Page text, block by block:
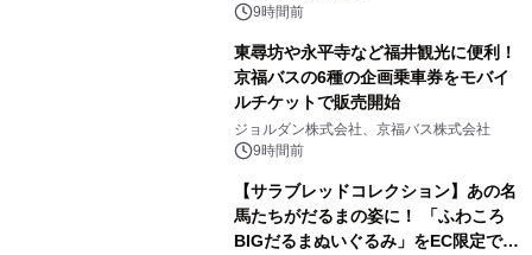
9時間前
東尋坊や永平寺など福井観光に便利！
京福バスの6種の企画乗車券をモバイ
ルチケットで販売開始
ジョルダン株式会社、京福バス株式会社
9時間前
【サラブレッドコレクション】あの名
馬たちがだるまの姿に！ 「ふわころ
BIGだるまぬいぐるみ」をEC限定で受